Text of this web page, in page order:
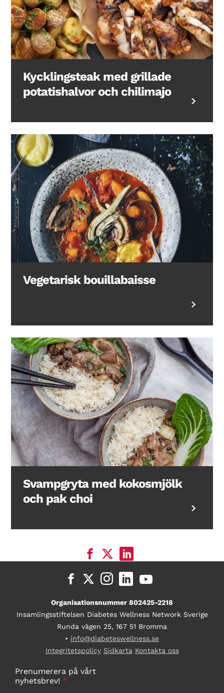
Kycklingsteak med grillade
potatishalvor och chilimajo
Vegetarisk bouillabaisse
Svampgryta med kokosmjölk
och pak choi
Organisationsnummer 802425-2218
Insamlingsstiftelsen Diabetes Wellness Network Sverige
Runda vägen 25, 167 51 Bromma
• info@diabeteswellness.se
Integritetspolicy Sidkarta Kontakta oss
Prenumerera på vårt
nyhetsbrev! *